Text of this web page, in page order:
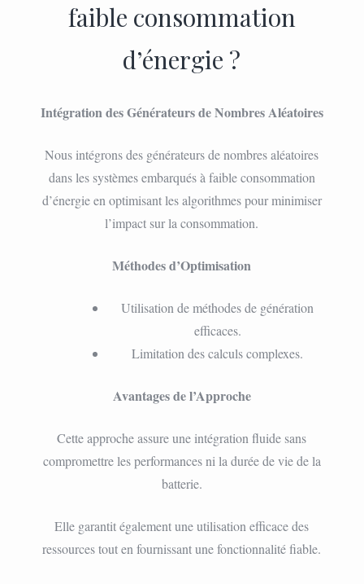
faible consommation
d’énergie ?
Intégration des Générateurs de Nombres Aléatoires
Nous intégrons des générateurs de nombres aléatoires
dans les systèmes embarqués à faible consommation
d’énergie en optimisant les algorithmes pour minimiser
l’impact sur la consommation.
Méthodes d’Optimisation
Utilisation de méthodes de génération
efficaces.
Limitation des calculs complexes.
Avantages de l’Approche
Cette approche assure une intégration fluide sans
compromettre les performances ni la durée de vie de la
batterie.
Elle garantit également une utilisation efficace des
ressources tout en fournissant une fonctionnalité fiable.